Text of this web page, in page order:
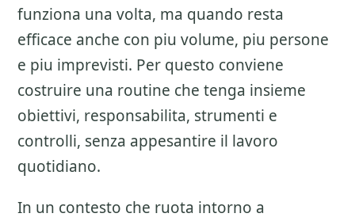
funziona una volta, ma quando resta
efficace anche con piu volume, piu persone
e piu imprevisti. Per questo conviene
costruire una routine che tenga insieme
obiettivi, responsabilita, strumenti e
controlli, senza appesantire il lavoro
quotidiano.
In un contesto che ruota intorno a